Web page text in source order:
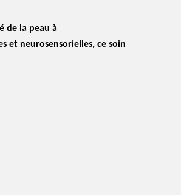
de la peau à
et neurosensorielles, ce soin